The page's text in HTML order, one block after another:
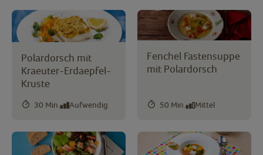
Polardorsch mit
Kraeuter-Erdaepfel-
Kruste
30 Min. Aufwendig
Fenchel Fastensuppe
mit Polardorsch
50 Min. Mittel